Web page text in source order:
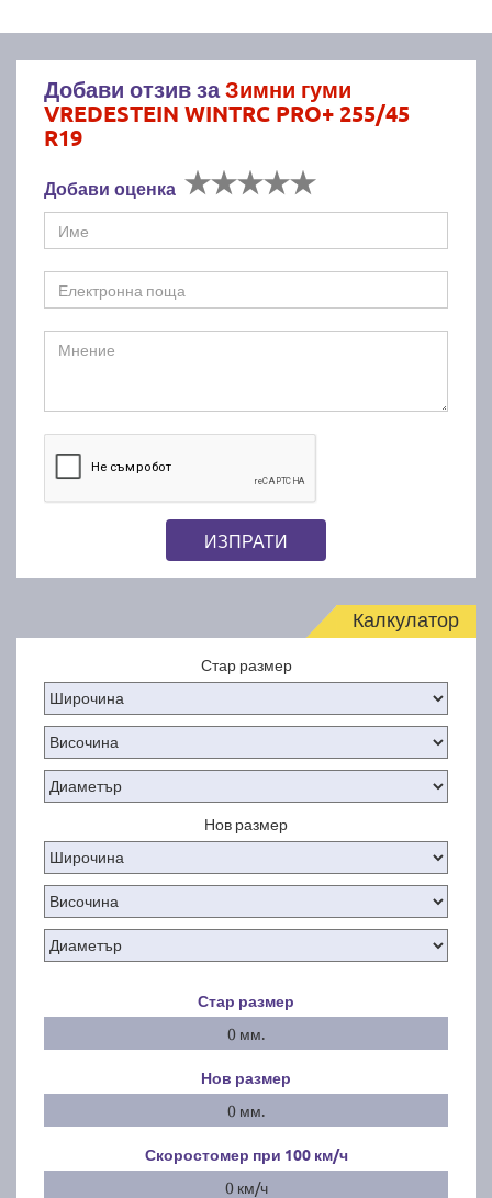
Добави отзив заЗимни гуми
VREDESTEIN WINTRC PRO+ 255/45
R19
Добави оценка
ИЗПРАТИ
Калкулатор
Стар размер
Нов размер
Стар размер
0 мм.
Нов размер
0 мм.
Скоростомер при 100 км/ч
0 км/ч